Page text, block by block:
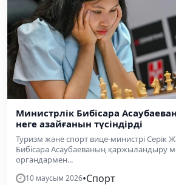
Министрлік Бибісара
неге азайғанын түсіндірді
Туризм және спорт вице-министрі
Бибісара Асаубаеваның қаржыландыру
органдармен...
10 маусым 2026•Спорт